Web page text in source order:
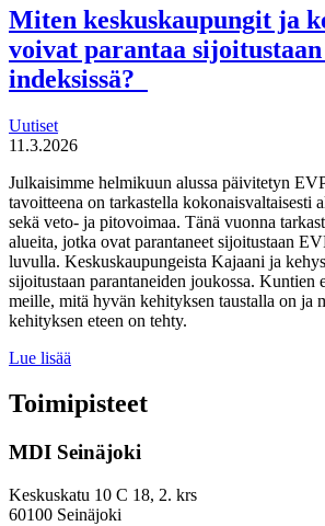
tekijät haluaa
uudistaa
maahanmuuttopolitiikkaa
Miten keskuskaupungit ja
voivat parantaa
indeksissä?
Uutiset
11.3.2026
Julkaisimme helmikuun alussa päivitetyn
tavoitteena on tarkastella kokonaisvaltaisesti
sekä veto- ja pitovoimaa. Tänä vuonna
alueita, jotka ovat parantaneet sijoitustaan
luvulla. Keskuskaupungeista Kajaani ja
sijoitustaan parantaneiden joukossa. Kuntien
meille, mitä hyvän kehityksen taustalla on ja
kehityksen eteen on tehty.
Lue lisää
ja
kehyskunnat
parantaa
EVP-
indeksissä?
Toimipisteet
MDI Seinäjoki
Keskuskatu 10 C 18, 2. krs
60100 Seinäjoki